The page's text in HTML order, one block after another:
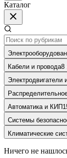
Каталог
Кабели и провода8
Электродвигатели
Автоматика и КИП
Системы
Климатические
Ничего не